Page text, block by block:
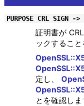
PURPOSE_CRL_SIGN
証明書が
ックすること
定し、
とを確認しま